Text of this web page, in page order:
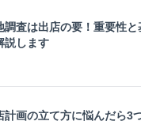
調査は出店の要！重要性
説します
計画の立て方に悩んだら3